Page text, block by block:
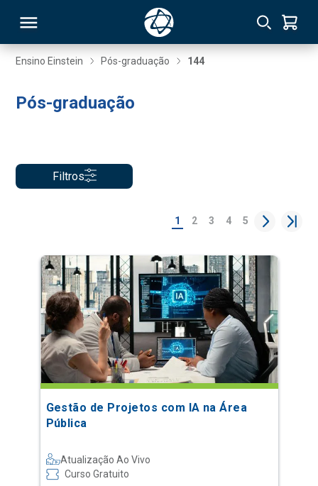
Ensino Einstein Pós-graduação 144
Pós-graduação
Filtros
1 2 3 4 5
Gestão de Projetos com IA na Área
Pública
Atualização Ao Vivo
Curso Gratuito